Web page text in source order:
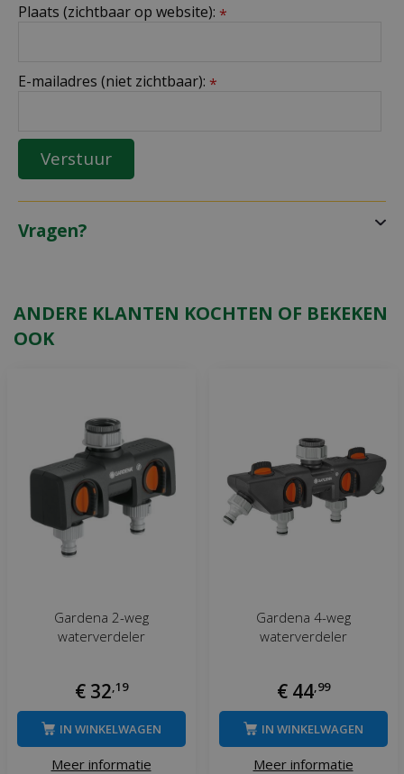
Plaats (zichtbaar op website): *
E-mailadres (niet zichtbaar): *
Vragen?
ANDERE KLANTEN KOCHTEN OF BEKEKEN
OOK
Gardena 2-weg
waterverdeler
€ 32,19
Meer informatie
IN WINKELWAGEN
Gardena 4-weg
waterverdeler
€ 44,99
Meer informatie
IN WINKELWAGEN